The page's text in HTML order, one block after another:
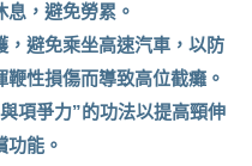
，避免勞累。
，避免乘坐高速汽車，以防
性損傷而導致高位截癱。
項爭力”的功法以提高頸伸
功能。